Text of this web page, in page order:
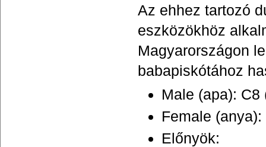
Az ehhez tartozó
eszközökhöz
Magyarországon
babapiskótához
Male (apa):
Female
Előnyök: